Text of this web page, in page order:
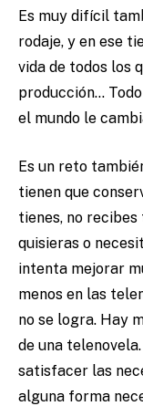
Es muy difícil
rodaje, y en ese
vida de todos los
producción…
el mundo le
Es un reto
tienen que
tienes, no
quisieras o
intenta mejorar
menos en las
no se logra. Hay
de una
satisfacer las
alguna forma